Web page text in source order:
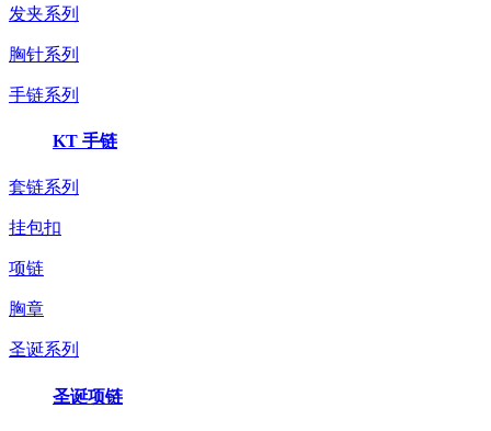
发夹系列
胸针系列
手链系列
KT 手链
套链系列
挂包扣
项链
胸章
圣诞系列
圣诞项链